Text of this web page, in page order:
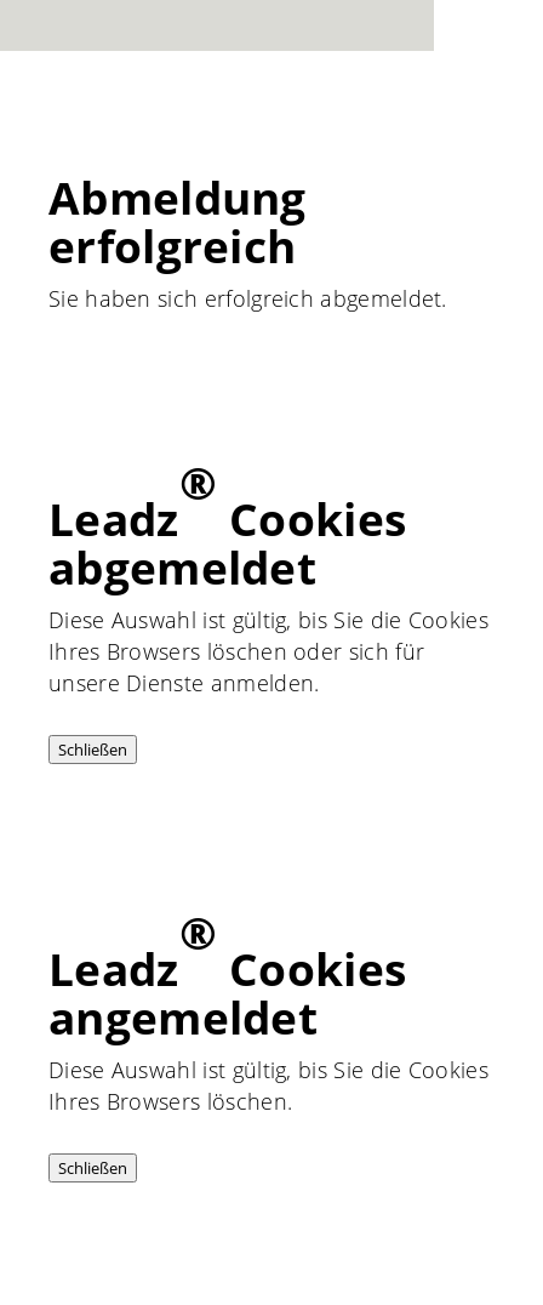
Abmeldung
erfolgreich
Sie haben sich erfolgreich abgemeldet.
Leadz
®
Cookies
abgemeldet
Diese Auswahl ist gültig, bis Sie die Cookies
Ihres Browsers löschen oder sich für
unsere Dienste anmelden.
Schließen
Leadz
®
Cookies
angemeldet
Diese Auswahl ist gültig, bis Sie die Cookies
Ihres Browsers löschen.
Schließen